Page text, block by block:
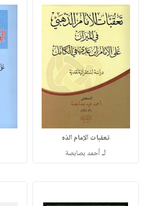
تعقبات الإمام الذه
لـأحمد بصابصة